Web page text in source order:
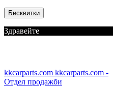
Бисквитки
Здравейте
kkcarparts.com kkcarparts.com -
Отдел продажби